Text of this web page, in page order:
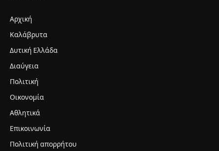
Αρχική
Καλάβρυτα
Δυτική Ελλάδα
Διαύγεια
Πολιτική
Οικονομία
Αθλητικά
Επικοινωνία
Πολιτική απορρήτου